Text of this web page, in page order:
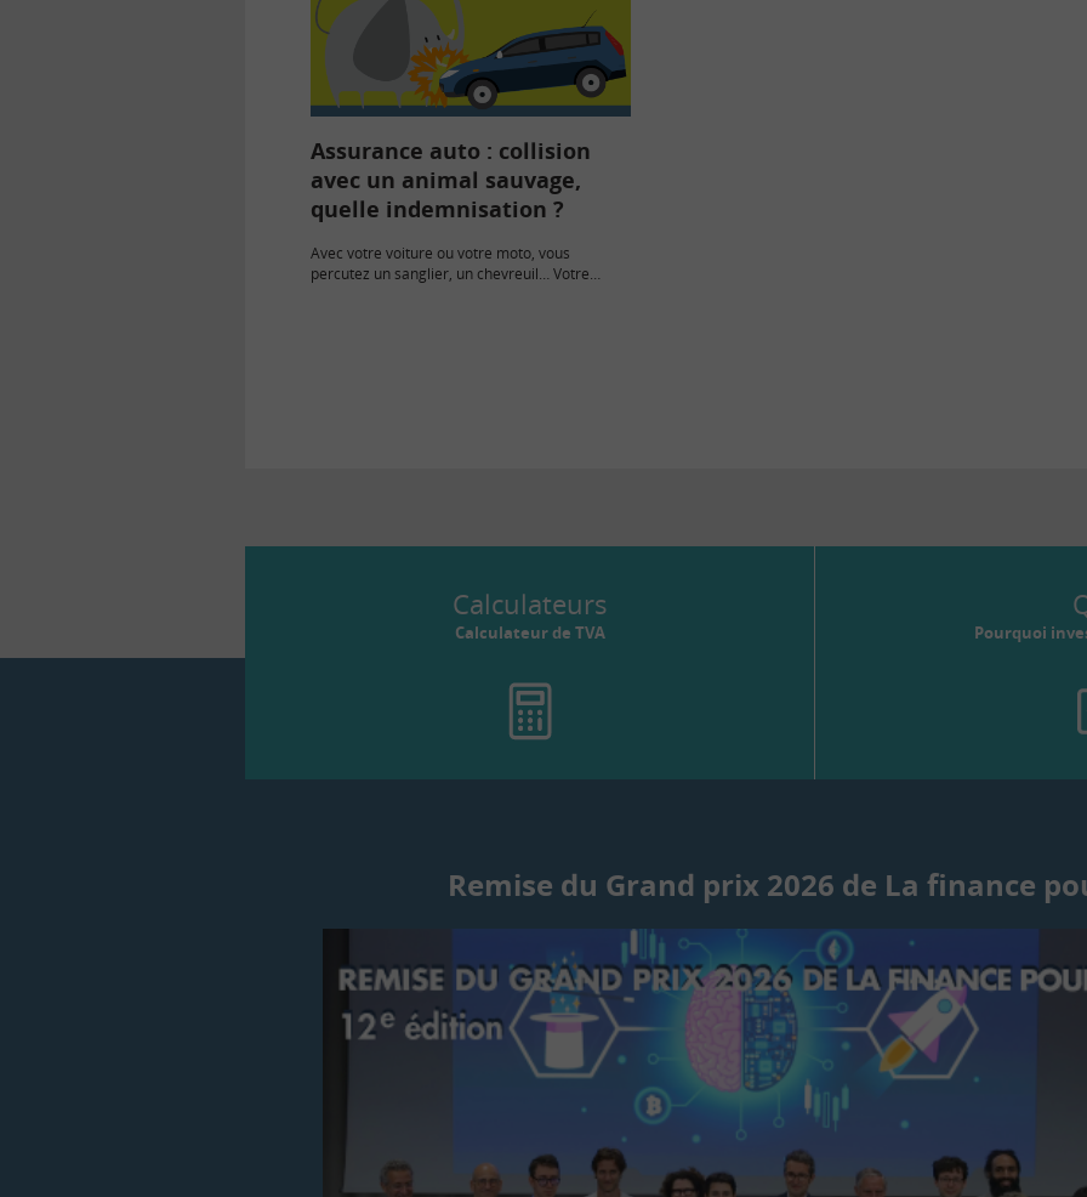
Assurance auto : collision
avec un animal sauvage,
quelle indemnisation ?
Avec votre voiture ou votre moto, vous
percutez un sanglier, un chevreuil… Votre
Calculateurs
Calculateur de TVA Pourquoi
Remise du Grand prix 2026 de La finance